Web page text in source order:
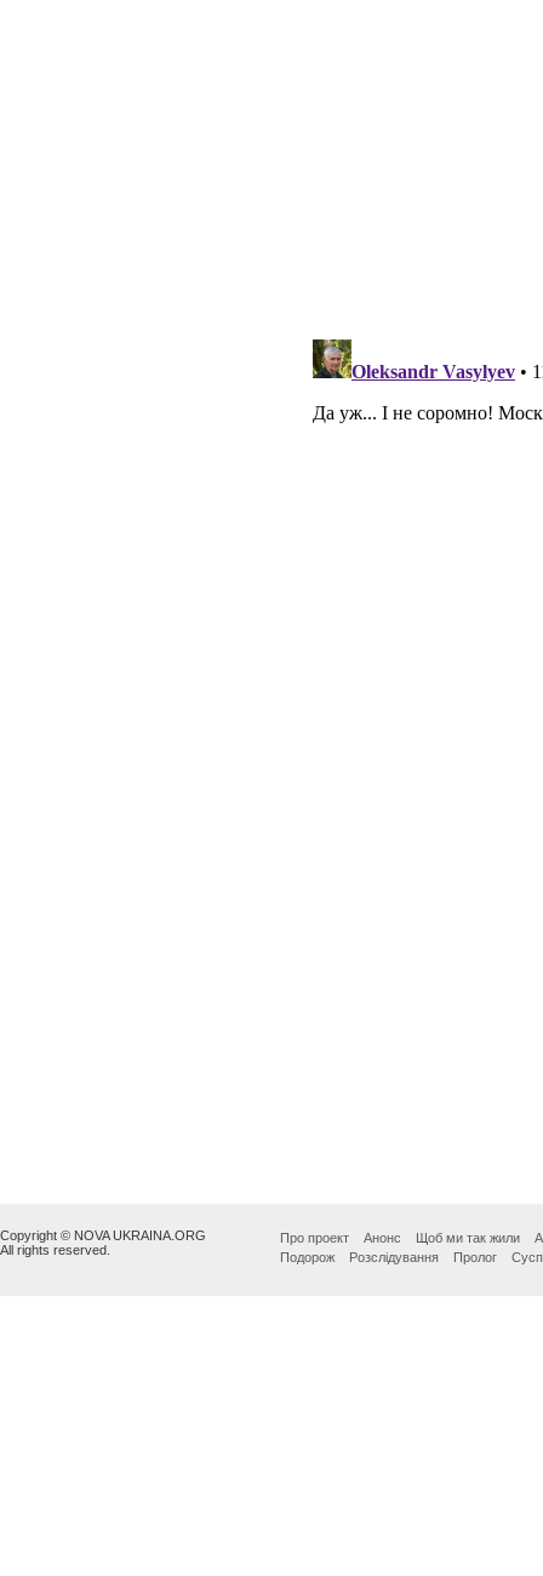
Copyright © NOVA UKRAINA.ORG
All rights reserved.
Про проект Анонс Щоб ми так жили
Подорож
Розслідування Пролог